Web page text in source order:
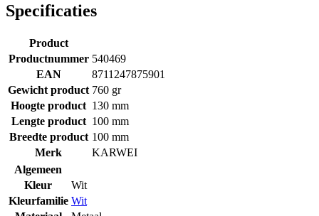
Specificaties
Product
Productnummer 540469
EAN
8711247875901
Gewicht product 760 gr
Hoogte product 130 mm
Lengte product 100 mm
Breedte product 100 mm
Merk
KARWEI
Algemeen
Kleur
Wit
Kleurfamilie Wit